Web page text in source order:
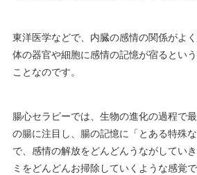
東洋医学などで、内臓の感情の関係がよ
体の器官や細胞に感情の記憶が宿るとい
ことなのです。
腸心セラピーでは、生物の進化の過程で
の腸に注目し、腸の記憶に「とある特殊
で、感情の解放をどんどんうながしてい
ミをどんどんお掃除していくような感覚で